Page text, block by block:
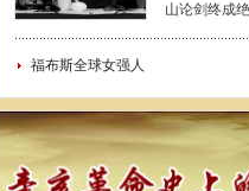
山论剑终成
福布斯全球女强人